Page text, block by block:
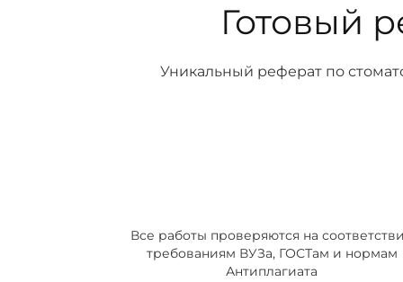
Готовый
Уникальный реферат по
Все работы проверяются на
требованиям ВУЗа, ГОСТам и нормам
Антиплагиата